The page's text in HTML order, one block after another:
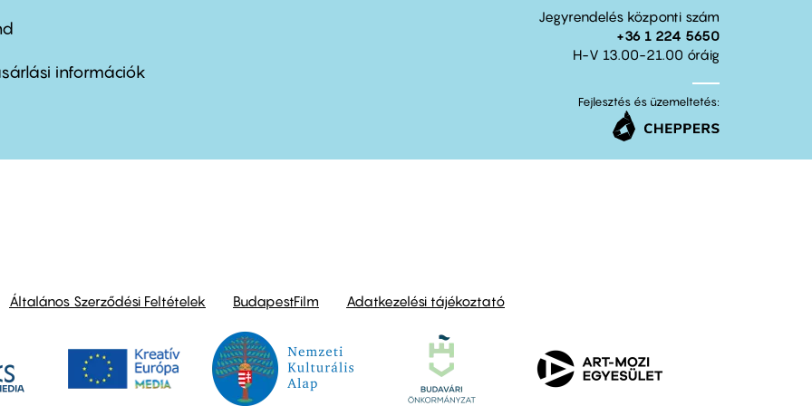
információk
Jegyrendelés központi szám
+36 1 224 5650
H-V 13.00-21.00 óráig
Fejlesztés és üzemeltetés:
Általános Szerződési Feltételek BudapestFilm Adatkezelési tájékoztató